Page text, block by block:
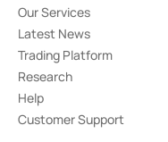
Our Services
Latest News
Trading Platform
Research
Help
Customer Support